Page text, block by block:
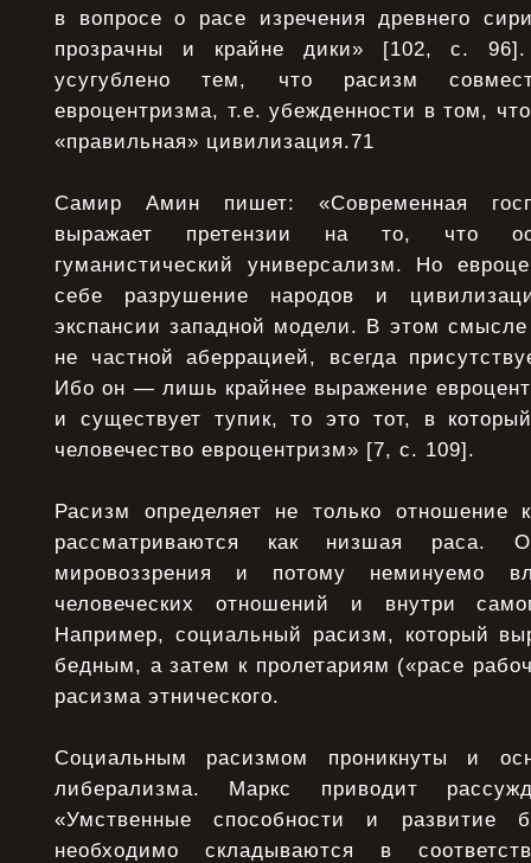
в вопросе о расе изречения древнего
прозрачны и крайне дики» [102, с.
усугублено тем, что расизм
евроцентризма, т.е. убежденности в том,
«правильная» цивилизация.71
Самир Амин пишет: «Современная
выражает претензии на то, что
гуманистический универсализм. Но
себе разрушение народов и
экспансии западной модели. В этом
не частной аберрацией, всегда
Ибо он — лишь крайнее выражение
и существует тупик, то это тот, в
человечество евроцентризм» [7, с. 109].
Расизм определяет не только отношение
рассматриваются как низшая
мировоззрения и потому неминуемо
человеческих отношений и внутри
Например, социальный расизм, который
бедным, а затем к пролетариям («расе
расизма этнического.
Социальным расизмом проникнуты и
либерализма. Маркс приводит
«Умственные способности и развитие
необходимо складываются в